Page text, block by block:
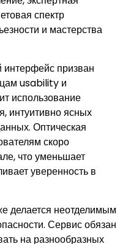
спектр
и мастерства
интерфейс призван
usability и
использование
интуитивно ясных
Оптическая
скоро
что уменьшает
уверенность в
делается неотделимым
Сервис обязан
на разнообразных